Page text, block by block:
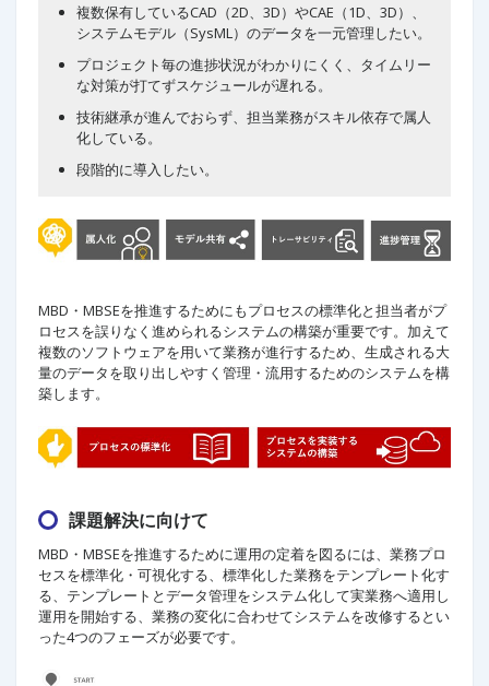
複数保有しているCAD（2D、3D）やCAE（1D、3D）、
システムモデル（SysML）のデータを一元管理したい。
プロジェクト毎の進捗状況がわかりにくく、タイムリー
な対策が打てずスケジュールが遅れる。
技術継承が進んでおらず、担当業務がスキル依存で属人
化している。
段階的に導入したい。
MBD・MBSEを推進するためにもプロセスの標準化と担当者がプ
ロセスを誤りなく進められるシステムの構築が重要です。加えて
複数のソフトウェアを用いて業務が進行するため、生成される大
量のデータを取り出しやすく管理・流用するためのシステムを構
築します。
課題解決に向けて
MBD・MBSEを推進するために運用の定着を図るには、業務プロ
セスを標準化・可視化する、標準化した業務をテンプレート化す
る、テンプレートとデータ管理をシステム化して実業務へ適用し
運用を開始する、業務の変化に合わせてシステムを改修するとい
った4つのフェーズが必要です。